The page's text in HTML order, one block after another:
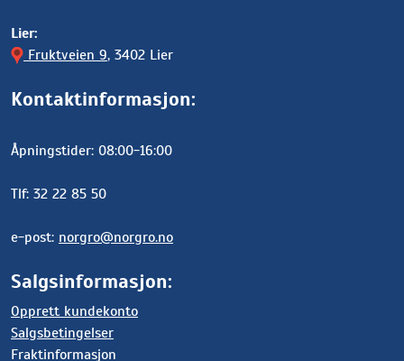
Lier:
Fruktveien 9, 3402 Lier
Kontaktinformasjon:
Åpningstider: 08:00-16:00
Tlf: 32 22 85 50
e-post: norgro@norgro.no
Salgsinformasjon:
Opprett kundekonto
Salgsbetingelser
Fraktinformasjon